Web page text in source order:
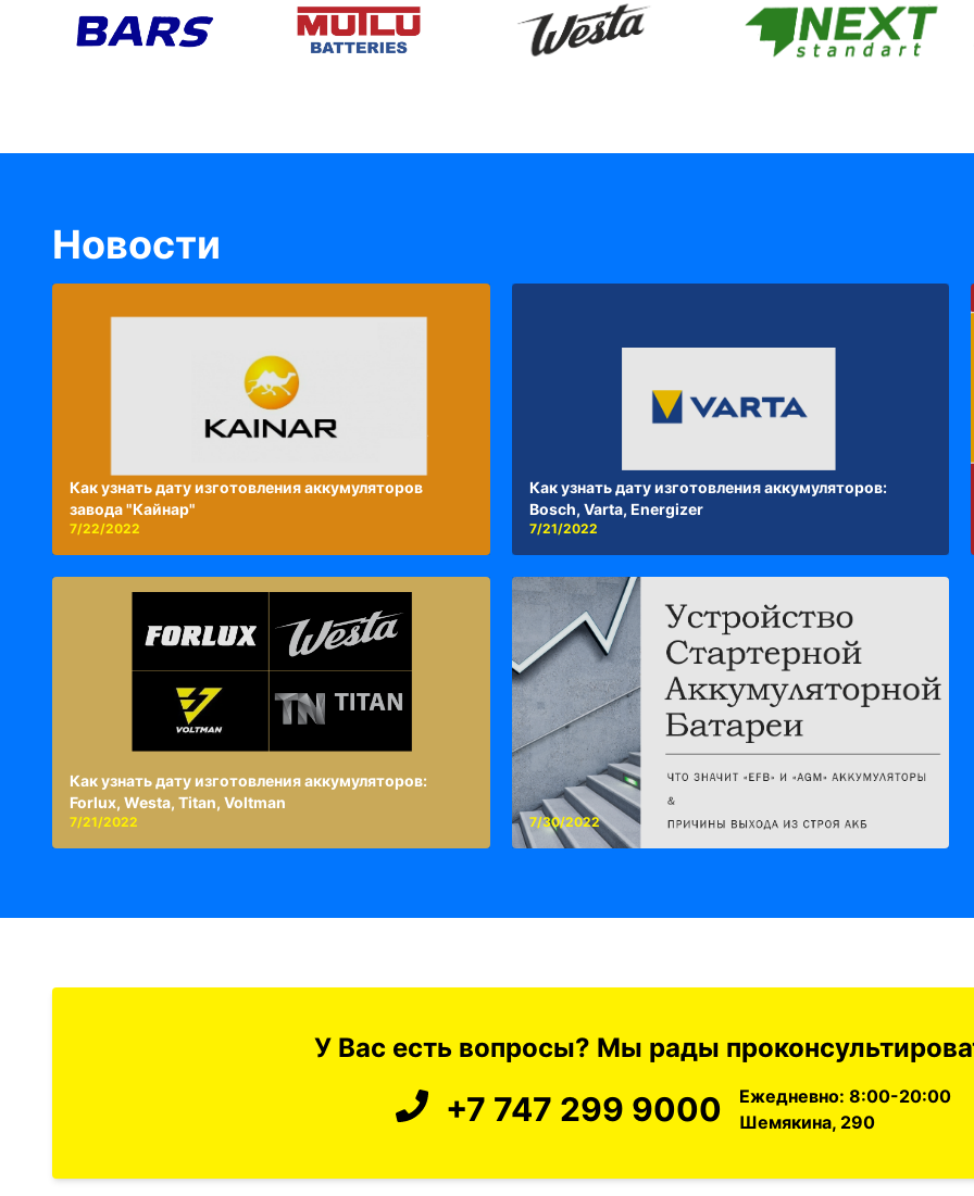
Новости
Как узнать дату изготовления аккумуляторов
завода "Кайнар"
7/22/2022
Как узнать дату изготовления аккумуляторов:
Bosch, Varta, Energizer
7/21/2022
Как узнать дату изготовления аккумуляторов:
Forlux, Westa, Titan, Voltman
7/21/2022 7/30/2022
У Вас есть вопросы? Мы рады
+7 747 299 9000
Ежедневно: 8:00-20:00
Шемякина, 290